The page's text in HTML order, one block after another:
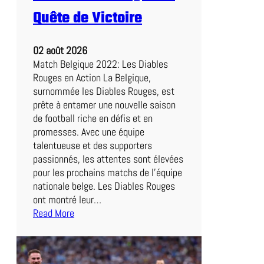
U
n
u
e
P
a
l
p
i
t
a
n
t
e
P
e
Quête de Victoire
02 août 2026
Match Belgique 2022: Les Diables
Rouges en Action La Belgique,
surnommée les Diables Rouges, est
prête à entamer une nouvelle saison
de football riche en défis et en
promesses. Avec une équipe
talentueuse et des supporters
passionnés, les attentes sont élevées
pour les prochains matchs de l’équipe
nationale belge. Les Diables Rouges
ont montré leur…
Read More
M
a